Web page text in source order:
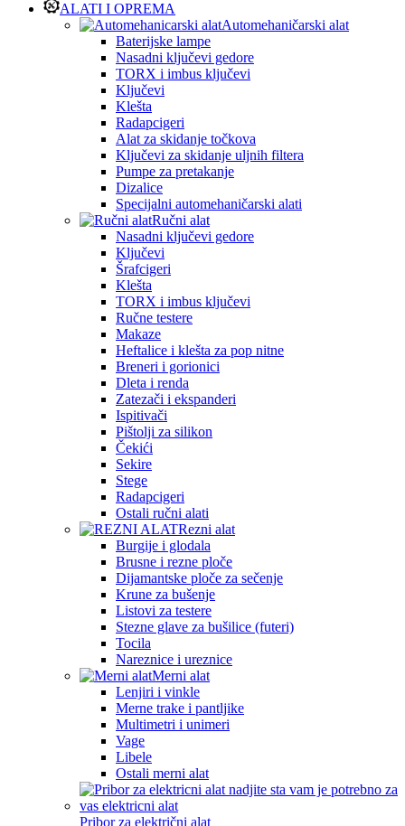
ALATI I OPREMA
Automehaničarski alat
Baterijske lampe
Nasadni ključevi gedore
TORX i imbus ključevi
Ključevi
Klešta
Radapcigeri
Alat za skidanje točkova
Ključevi za skidanje uljnih filtera
Pumpe za pretakanje
Dizalice
Specijalni automehaničarski alati
Ručni alat
Nasadni ključevi gedore
Ključevi
Šrafcigeri
Klešta
TORX i imbus ključevi
Ručne testere
Makaze
Heftalice i klešta za pop nitne
Breneri i gorionici
Dleta i renda
Zatezači i ekspanderi
Ispitivači
Pištolji za silikon
Čekići
Sekire
Stege
Radapcigeri
Ostali ručni alati
Rezni alat
Burgije i glodala
Brusne i rezne ploče
Dijamantske ploče za sečenje
Krune za bušenje
Listovi za testere
Stezne glave za bušilice (futeri)
Tocila
Nareznice i ureznice
Merni alat
Lenjiri i vinkle
Merne trake i pantljike
Multimetri i unimeri
Vage
Libele
Ostali merni alat
Pribor za električni alat